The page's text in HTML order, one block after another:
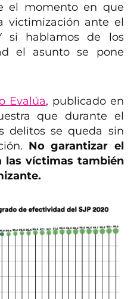
el momento en que
victimización ante el
si hablamos de los
el asunto se pone
Evalúa, publicado en
que durante el
delitos se queda sin
No garantizar el
las víctimas también